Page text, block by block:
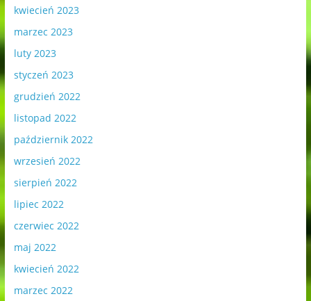
kwiecień 2023
marzec 2023
luty 2023
styczeń 2023
grudzień 2022
listopad 2022
październik 2022
wrzesień 2022
sierpień 2022
lipiec 2022
czerwiec 2022
maj 2022
kwiecień 2022
marzec 2022